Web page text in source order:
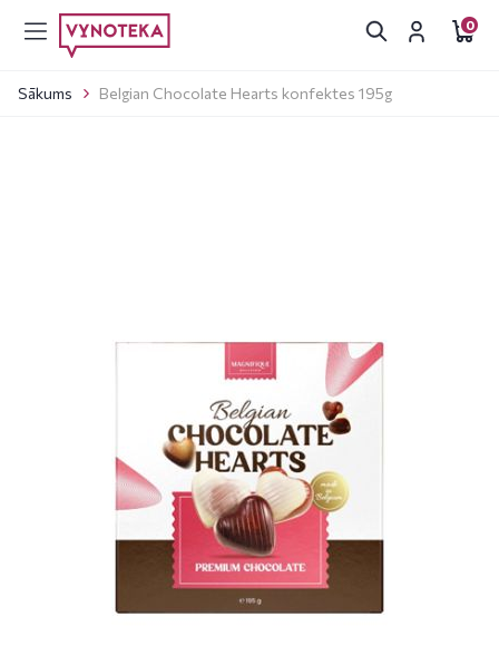
0
Sākums Belgian Chocolate Hearts konfektes 195g